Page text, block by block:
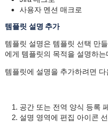
사용자 멘션 매크로
템플릿 설명 추가
템플릿 설명은 템플릿 선택 만
에게 템플릿의 목적을 설명하
템플릿에 설명을 추가하려면
공간 또는 전역 양식 등록
설명 영역에 편집 아이콘